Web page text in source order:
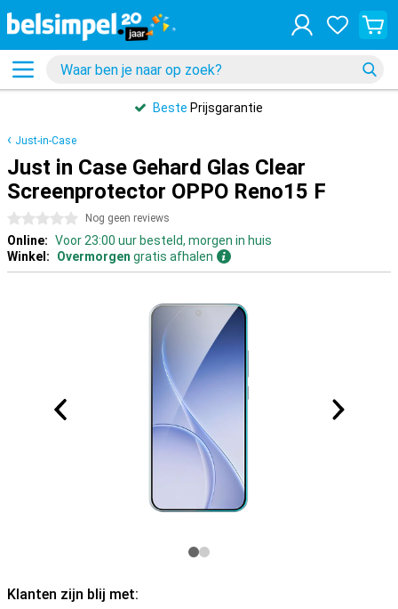
Beste Prijsgarantie
Just-in-Case
Just in Case Gehard Glas Clear
Screenprotector OPPO Reno15 F
0 sterren Nog geen reviews
Online: Voor 23:00 uur besteld, morgen in huis
Winkel:
Overmorgen gratis afhalen
Klanten zijn blij met: